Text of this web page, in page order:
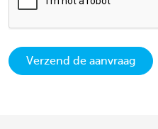
Verzend de aanvraag